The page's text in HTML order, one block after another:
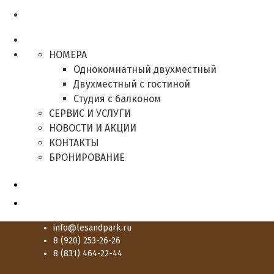
НОМЕРА
Однокомнатный двухместный
Двухместный с гостиной
Студия с балконом
СЕРВИС И УСЛУГИ
НОВОСТИ И АКЦИИ
КОНТАКТЫ
БРОНИРОВАНИЕ
info@lesandpark.ru
8 (920) 253-26-26
8 (831) 464-22-44